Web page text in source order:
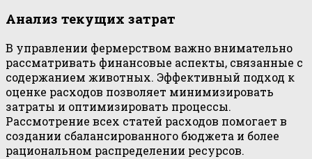
Анализ текущих затрат
В управлении фермерством важно внимательно
рассматривать финансовые аспекты, связанные с
содержанием животных. Эффективный подход к
оценке расходов позволяет минимизировать
затраты и оптимизировать процессы.
Рассмотрение всех статей расходов помогает в
создании сбалансированного бюджета и более
рациональном распределении ресурсов.